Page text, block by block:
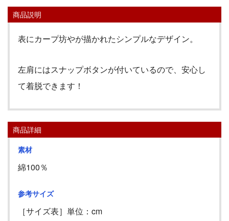
商品説明
表にカープ坊やが描かれたシンプルなデザイン。
左肩にはスナップボタンが付いているので、安心し
て着脱できます！
商品詳細
素材
綿100％
参考サイズ
［サイズ表］単位：cm